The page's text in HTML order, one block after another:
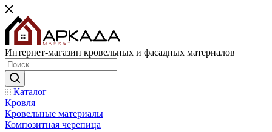
Интернет-магазин кровельных и фасадных материалов
Каталог
Кровля
Кровельные материалы
Композитная черепица